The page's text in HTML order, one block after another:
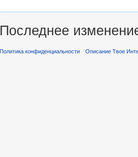
Последнее
Политика конфиденциальности Описание Твое